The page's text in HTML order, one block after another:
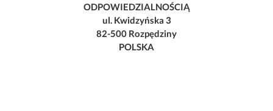
ODPOWIEDZIALNOŚCIĄ
ul. Kwidzyńska 3
82-500 Rozpędziny
POLSKA